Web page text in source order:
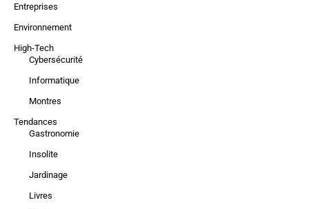
Entreprises
Environnement
High-Tech
Cybersécurité
Informatique
Montres
Tendances
Gastronomie
Insolite
Jardinage
Livres